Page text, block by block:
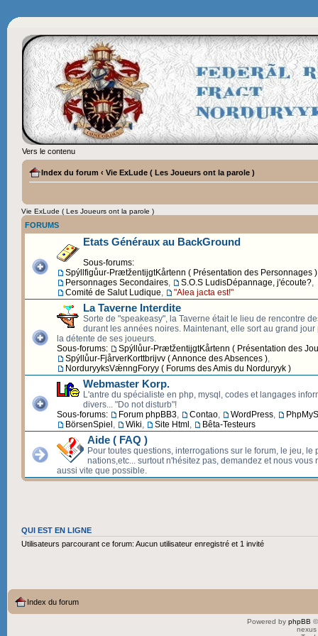
Vers le contenu
Index du forum ‹ Vie ExLude ( Les Joueurs ont la parole )
Vie ExLude ( Les Joueurs ont la parole )
FORUMS
Etats Généraux au BackGround
Sous-forums:
Spýllfigůur-PrætžentijgtKårtenn ( Présentation des Personnages )
Personnages Secondaires, S.O.S LudisDépannage, j'écoute?,
Comité de Salut Ludique, "Alea jacta est!"
La Taverne Interdite
Sorte de "speakeasy", la Taverne était le lieu de rencontre
durant les années noires. Maintenant, elle sort au grand
la détente de ses joueurs.
Sous-forums:
Spýllůur-PrætžentijgtKårtenn ( Présentation des
Spýllůur-FjårverKorttbrijvv ( Annonce des Absences ),
NorduryyksVǽnngForyy ( Forums des Amis du Norduryyk )
Webmaster Korp.
L'antre du spécialiste en php, mysql, codes et langages
divers... "Do not disturb"!
Sous-forums:
Forum phpBB3, Contao, WordPress,
BörsenSpiel , Wiki, Site Html , Bêta-Testeurs
Aide ( FAQ )
Pour toutes questions, interrogations sur le forum, le jeu, le
nations,etc... surtout n'hésitez pas, demandez et nous vous
aussi vite que possible.
QUI EST EN LIGNE
Utilisateurs parcourant ce forum: Aucun utilisateur enregistré et 1 invité
Index du forum
Powered by phpBB